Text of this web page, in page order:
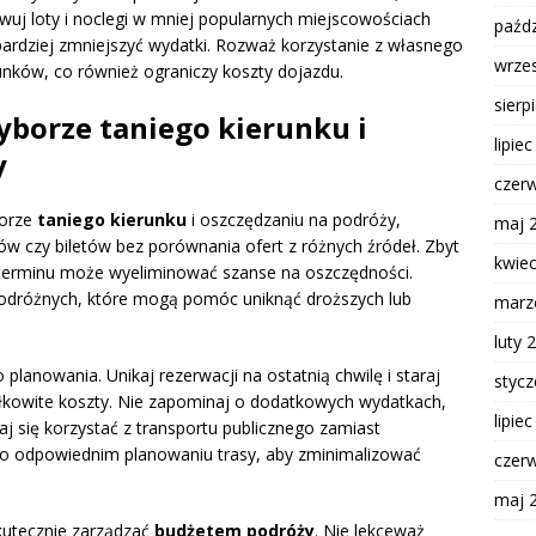
loty i noclegi w mniej popularnych miejscowościach
zmniejszyć wydatki. Rozważ korzystanie z własnego
co również ograniczy koszty dojazdu.
taniego kierunku i
taniego kierunku i oszczędzaniu na podróży,
czy biletów bez porównania ofert z różnych źródeł. Zbyt
może wyeliminować szanse na oszczędności.
które mogą pomóc uniknąć droższych lub
Unikaj rezerwacji na ostatnią chwilę i staraj
koszty. Nie zapominaj o dodatkowych wydatkach,
się korzystać z transportu publicznego zamiast
odpowiednim planowaniu trasy, aby zminimalizować
zarządzać budżetem podróży. Nie lekceważ
maj
luty
maj